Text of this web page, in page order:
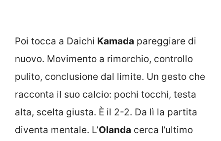
Poi tocca a Daichi Kamada pareggiare di
nuovo. Movimento a rimorchio, controllo
pulito, conclusione dal limite. Un gesto che
racconta il suo calcio: pochi tocchi, testa
alta, scelta giusta. È il 2-2. Da lì la partita
diventa mentale. L’Olanda cerca l’ultimo